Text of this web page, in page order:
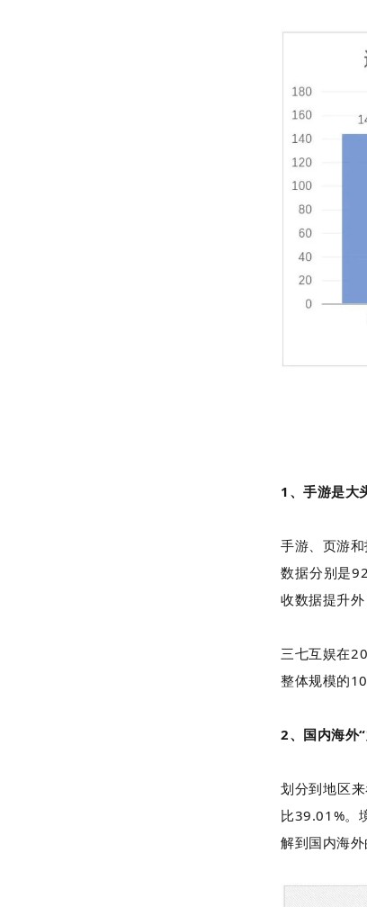
1、手游是大
手游、页游
数据分别是
收数据提升外
三七互娱在
整体规模的
2、国内海外
划分到地区
比39.01%。
解到国内海外